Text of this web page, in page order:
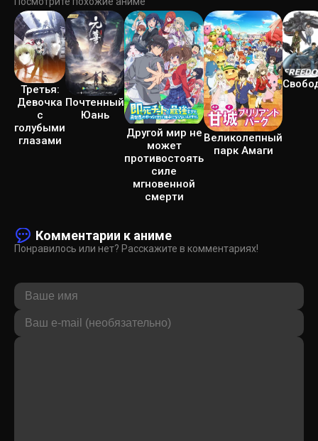
Третья:
Девочка
с
голубыми
глазами
Почтенный
Юань
Другой мир не
может
противостоять
силе
мгновенной
смерти
Великолепный
парк Амаги
Комментарии к аниме
Понравилось или нет? Расскажите в комментариях!